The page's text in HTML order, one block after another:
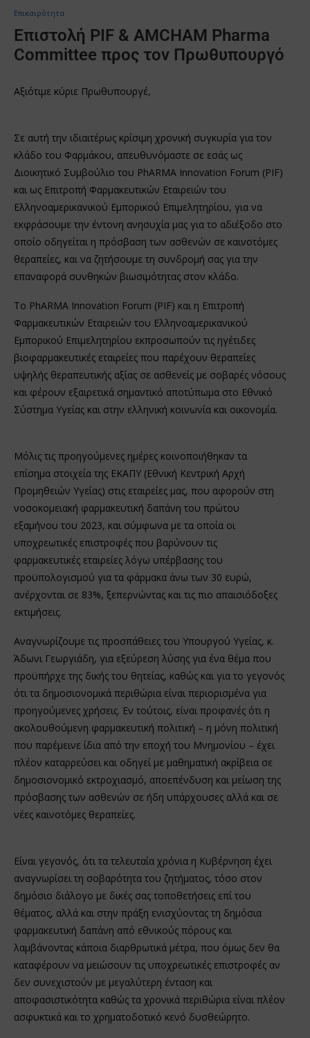
Επικαιρότητα
Επιστολή PIF & AMCHAM Pharma
Committee προς τον Πρωθυπουργό
Αξιότιμε κύριε Πρωθυπουργέ,
Σε αυτή την ιδιαιτέρως κρίσιμη χρονική συγκυρία για τον
κλάδο του Φαρμάκου, απευθυνόμαστε σε εσάς ως
Διοικητικό Συμβούλιο του PhARMA Innovation Forum (PIF)
και ως Επιτροπή Φαρμακευτικών Εταιρειών του
Ελληνοαμερικανικού Εμπορικού Επιμελητηρίου, για να
εκφράσουμε την έντονη ανησυχία μας για το αδιέξοδο στο
οποίο οδηγείται η πρόσβαση των ασθενών σε καινοτόμες
θεραπείες, και να ζητήσουμε τη συνδρομή σας για την
επαναφορά συνθηκών βιωσιμότητας στον κλάδο.
Το PhARMA Innovation Forum (PIF) και η Επιτροπή
Φαρμακευτικών Εταιρειών του Ελληνοαμερικανικού
Εμπορικού Επιμελητηρίου εκπροσωπούν τις ηγέτιδες
βιοφαρμακευτικές εταιρείες που παρέχουν θεραπείες
υψηλής θεραπευτικής αξίας σε ασθενείς με σοβαρές νόσους
και φέρουν εξαιρετικά σημαντικό αποτύπωμα στο Εθνικό
Σύστημα Υγείας και στην ελληνική κοινωνία και οικονομία.
Μόλις τις προηγούμενες ημέρες κοινοποιήθηκαν τα
επίσημα στοιχεία της ΕΚΑΠΥ (Εθνική Κεντρική Αρχή
Προμηθειών Υγείας) στις εταιρείες μας, που αφορούν στη
νοσοκομειακή φαρμακευτική δαπάνη του πρώτου
εξαμήνου του 2023, και σύμφωνα με τα οποία οι
υποχρεωτικές επιστροφές που βαρύνουν τις
φαρμακευτικές εταιρείες λόγω υπέρβασης του
προϋπολογισμού για τα φάρμακα άνω των 30 ευρώ,
ανέρχονται σε 83%, ξεπερνώντας και τις πιο απαισιόδοξες
εκτιμήσεις.
Αναγνωρίζουμε τις προσπάθειες του Υπουργού Υγείας, κ.
Άδωνι Γεωργιάδη, για εξεύρεση λύσης για ένα θέμα που
προϋπήρχε της δικής του θητείας, καθώς και για το γεγονός
ότι τα δημοσιονομικά περιθώρια είναι περιορισμένα για
προηγούμενες χρήσεις. Εν τούτοις, είναι προφανές ότι η
ακολουθούμενη φαρμακευτική πολιτική – η μόνη πολιτική
που παρέμεινε ίδια από την εποχή του Μνημονίου – έχει
πλέον καταρρεύσει και οδηγεί με μαθηματική ακρίβεια σε
δημοσιονομικό εκτροχιασμό, αποεπένδυση και μείωση της
πρόσβασης των ασθενών σε ήδη υπάρχουσες αλλά και σε
νέες καινοτόμες θεραπείες.
Είναι γεγονός, ότι τα τελευταία χρόνια η Κυβέρνηση έχει
αναγνωρίσει τη σοβαρότητα του ζητήματος, τόσο στον
δημόσιο διάλογο με δικές σας τοποθετήσεις επί του
θέματος, αλλά και στην πράξη ενισχύοντας τη δημόσια
φαρμακευτική δαπάνη από εθνικούς πόρους και
λαμβάνοντας κάποια διαρθρωτικά μέτρα, που όμως δεν θα
καταφέρουν να μειώσουν τις υποχρεωτικές επιστροφές αν
δεν συνεχιστούν με μεγαλύτερη ένταση και
αποφασιστικότητα καθώς τα χρονικά περιθώρια είναι πλέον
ασφυκτικά και το χρηματοδοτικό κενό δυσθεώρητο.